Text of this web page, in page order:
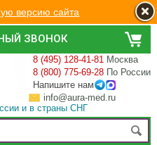
ЗВОНОК
8 (495) 128-41-81 Москва
8 (800) 775-69-28 По России
Напишите нам
info@aura-med.ru
и в страны СНГ
версию сайта